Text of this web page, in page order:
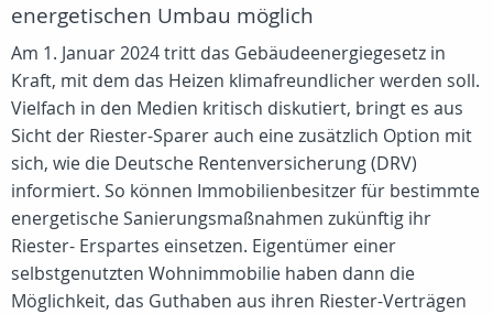
energetischen Umbau möglich
Am 1. Januar 2024 tritt das Gebäudeenergiegesetz in
Kraft, mit dem das Heizen klimafreundlicher werden soll.
Vielfach in den Medien kritisch diskutiert, bringt es aus
Sicht der Riester-Sparer auch eine zusätzlich Option mit
sich, wie die Deutsche Rentenversicherung (DRV)
informiert. So können Immobilienbesitzer für bestimmte
energetische Sanierungsmaßnahmen zukünftig ihr
Riester- Erspartes einsetzen. Eigentümer einer
selbstgenutzten Wohnimmobilie haben dann die
Möglichkeit, das Guthaben aus ihren Riester-Verträgen